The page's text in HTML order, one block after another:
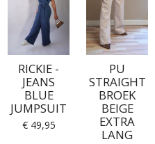
RICKIE -
JEANS
BLUE
JUMPSUIT
€ 49,95
PU
STRAIGHT
BROEK
BEIGE
EXTRA
LANG